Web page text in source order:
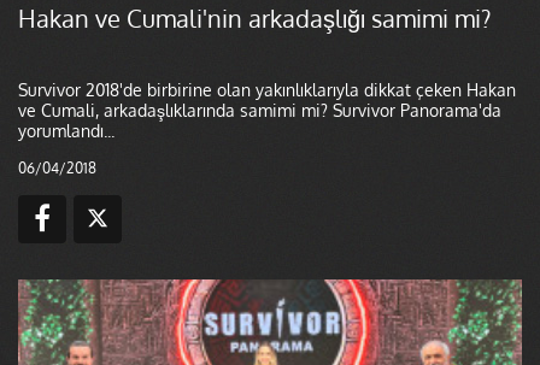
Hakan ve Cumali'nin arkadaşlığı samimi mi?
Survivor 2018'de birbirine olan yakınlıklarıyla dikkat çeken Hakan
ve Cumali, arkadaşlıklarında samimi mi? Survivor Panorama'da
yorumlandı...
06/04/2018